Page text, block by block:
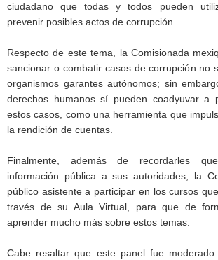
ciudadano que todas y todos pueden
prevenir posibles actos de corrupción.
Respecto de este tema, la Comisionada
sancionar o combatir casos de corrupción no
organismos garantes autónomos; sin
derechos humanos sí pueden coadyuvar a
estos casos, como una herramienta que
la rendición de cuentas.
Finalmente, además de recordarles
información pública a sus autoridades, la
público asistente a participar en los cursos
través de su Aula Virtual, para que de
aprender mucho más sobre estos temas.
Cabe resaltar que este panel fue